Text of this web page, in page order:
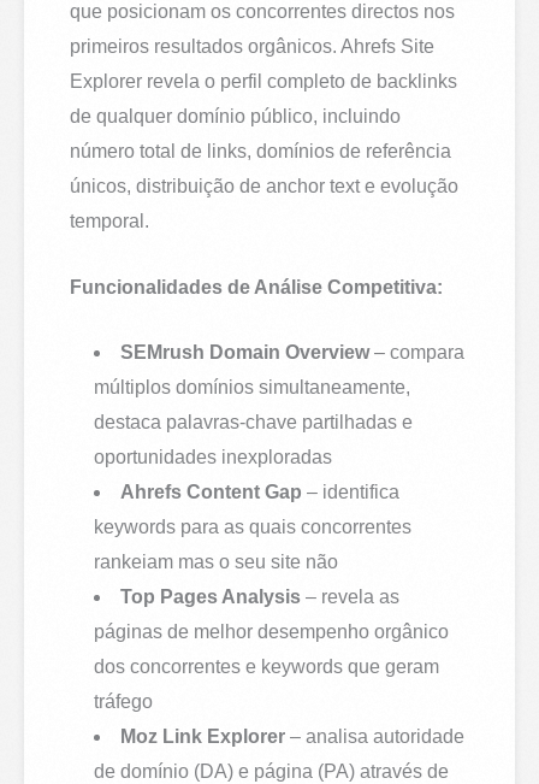
que posicionam os concorrentes directos nos
primeiros resultados orgânicos. Ahrefs Site
Explorer revela o perfil completo de backlinks
de qualquer domínio público, incluindo
número total de links, domínios de referência
únicos, distribuição de anchor text e evolução
temporal.
Funcionalidades de Análise Competitiva:
SEMrush Domain Overview– compara
múltiplos domínios simultaneamente,
destaca palavras-chave partilhadas e
oportunidades inexploradas
Ahrefs Content Gap – identifica
keywords para as quais concorrentes
rankeiam mas o seu site não
Top Pages Analysis – revela as
páginas de melhor desempenho orgânico
dos concorrentes e keywords que geram
tráfego
Moz Link Explorer – analisa autoridade
de domínio (DA) e página (PA) através de